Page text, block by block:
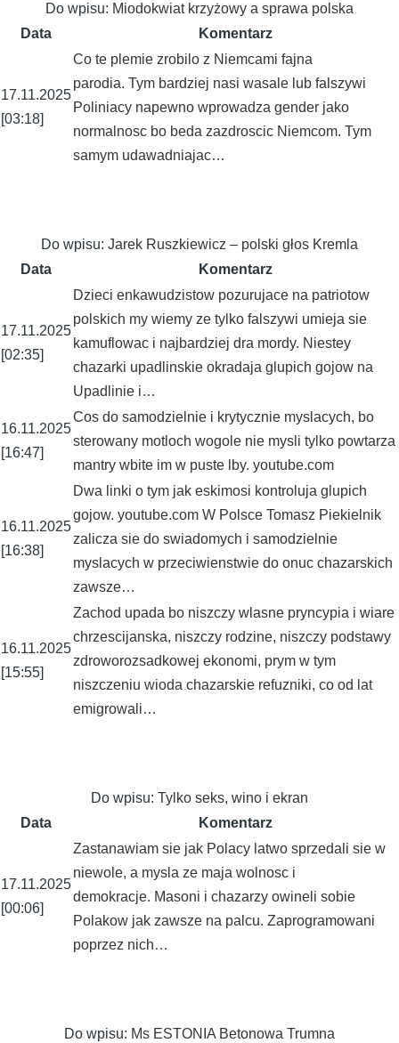
Do wpisu: Miodokwiat krzyżowy a sprawa polska
Data
Komentarz
17.11.2025
[03:18]
Co te plemie zrobilo z Niemcami fajna
parodia. Tym bardziej nasi wasale lub falszywi
Poliniacy napewno wprowadza gender jako
normalnosc bo beda zazdroscic Niemcom. Tym
samym udawadniajac…
Do wpisu: Jarek Ruszkiewicz – polski głos Kremla
Data
Komentarz
17.11.2025
[02:35]
Dzieci enkawudzistow pozurujace na patriotow
polskich my wiemy ze tylko falszywi umieja sie
kamuflowac i najbardziej dra mordy. Niestey
chazarki upadlinskie okradaja glupich gojow na
Upadlinie i…
16.11.2025
[16:47]
Cos do samodzielnie i krytycznie myslacych, bo
sterowany motloch wogole nie mysli tylko powtarza
mantry wbite im w puste lby. youtube.com
16.11.2025
[16:38]
Dwa linki o tym jak eskimosi kontroluja glupich
gojow. youtube.com W Polsce Tomasz Piekielnik
zalicza sie do swiadomych i samodzielnie
myslacych w przeciwienstwie do onuc chazarskich
zawsze…
16.11.2025
[15:55]
Zachod upada bo niszczy wlasne pryncypia i wiare
chrzescijanska, niszczy rodzine, niszczy podstawy
zdroworozsadkowej ekonomi, prym w tym
niszczeniu wioda chazarskie refuzniki, co od lat
emigrowali…
Do wpisu: Tylko seks, wino i ekran
Data
Komentarz
17.11.2025
[00:06]
Zastanawiam sie jak Polacy latwo sprzedali sie w
niewole, a mysla ze maja wolnosc i
demokracje. Masoni i chazarzy owineli sobie
Polakow jak zawsze na palcu. Zaprogramowani
poprzez nich…
Do wpisu: Ms ESTONIA Betonowa Trumna